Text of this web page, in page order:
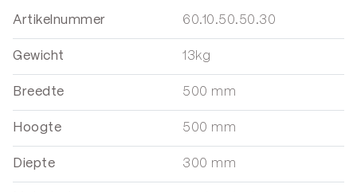
Artikelnummer 60.10.50.50.30
Gewicht 13kg
Breedte 500 mm
Hoogte 500 mm
Diepte 300 mm